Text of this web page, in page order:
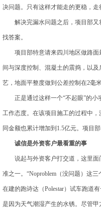
决问题。只有这样才能走的更稳，走
解决完漏水问题之后，项目部又
找答案。
项目部特意请来四川地区做路面
间与深度控制、混凝土的震捣，以
艺，地面平整度做到公差控制在2毫
正是通过这样一个“不起眼”的小
工作态度。在该项目施工的过程中
同金额也累计增加到1.5亿元。项目
诚信是外资客户最看重的事
说起与外资客户打交道，这里面
准之一。“Noproblem（没问题）这
在建的跑诗达（Polestar）试车跑道
是因为天气潮湿产生的水锈。尽管